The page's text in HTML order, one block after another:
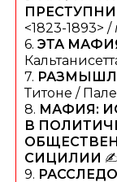
<1823-1893> /
6.ЭТА
7.
Титоне /
8. МАФИЯ:
В
СИЦИЛИИ ✍️
9.